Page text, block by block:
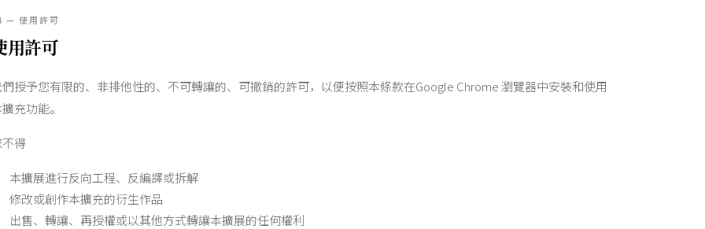
— 使用許可
用許可
授予您有限的、非排他性的、不可轉讓的、可撤銷的許可，以便按照本條款在Google Chrome 瀏覽器中安裝和使用
充功能。
得
本擴展進行反向工程、反編譯或拆解
修改或創作本擴充的衍生作品
出售、轉讓、再授權或以其他方式轉讓本擴展的任何權利